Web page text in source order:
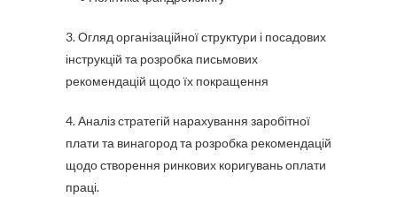
3. Огляд організаційної структури і посадових
інструкцій та розробка письмових
рекомендацій щодо їх покращення
4. Аналіз стратегій нарахування заробітної
плати та винагород та розробка рекомендацій
щодо створення ринкових коригувань оплати
праці.